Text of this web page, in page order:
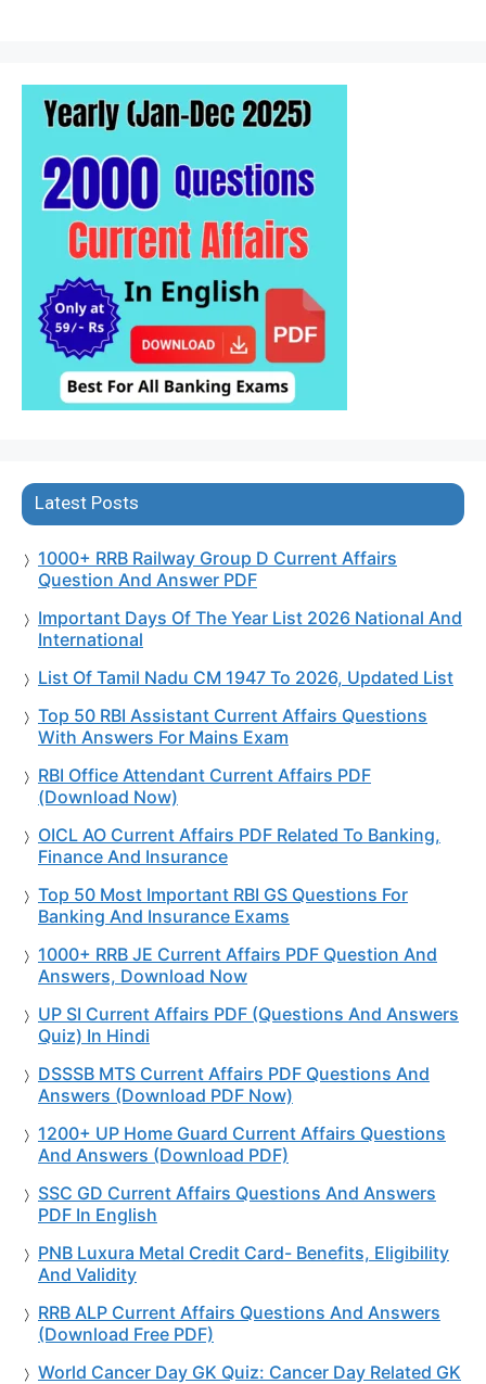
Latest Posts
1000+ RRB Railway Group D Current Affairs
Question And Answer PDF
Important Days Of The Year List 2026 National And
International
List Of Tamil Nadu CM 1947 To 2026, Updated List
Top 50 RBI Assistant Current Affairs Questions
With Answers For Mains Exam
RBI Office Attendant Current Affairs PDF
(Download Now)
OICL AO Current Affairs PDF Related To Banking,
Finance And Insurance
Top 50 Most Important RBI GS Questions For
Banking And Insurance Exams
1000+ RRB JE Current Affairs PDF Question And
Answers, Download Now
UP SI Current Affairs PDF (Questions And Answers
Quiz) In Hindi
DSSSB MTS Current Affairs PDF Questions And
Answers (Download PDF Now)
1200+ UP Home Guard Current Affairs Questions
And Answers (Download PDF)
SSC GD Current Affairs Questions And Answers
PDF In English
PNB Luxura Metal Credit Card- Benefits, Eligibility
And Validity
RRB ALP Current Affairs Questions And Answers
(Download Free PDF)
World Cancer Day GK Quiz: Cancer Day Related GK